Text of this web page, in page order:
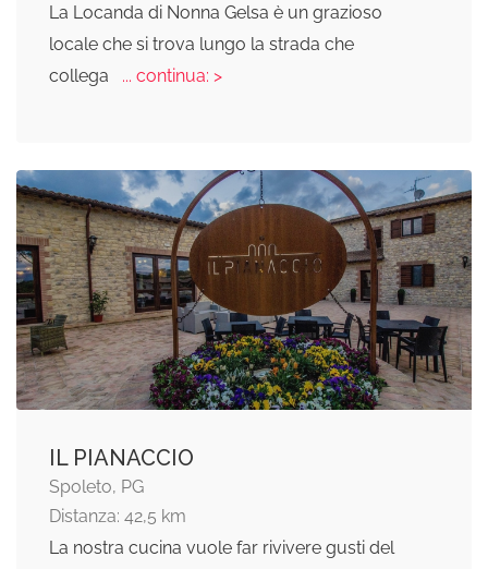
La Locanda di Nonna Gelsa è un grazioso
locale che si trova lungo la strada che
collega
... continua: >
IL PIANACCIO
Spoleto, PG
Distanza: 42,5 km
La nostra cucina vuole far rivivere gusti del